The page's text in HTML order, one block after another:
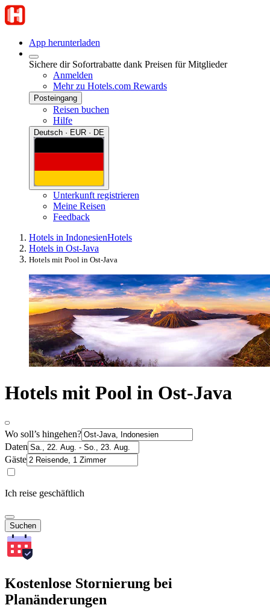
App herunterladen
Sichere dir Sofortrabatte dank Preisen für Mitglieder
Anmelden
Mehr zu Hotels.com Rewards
Posteingang
Reisen buchen
Hilfe
Deutsch · EUR · DE
Unterkunft registrieren
Meine Reisen
Feedback
Hotels in IndonesienHotels
Hotels in Ost-Java
Hotels mit Pool in Ost-Java
Hotels mit Pool in Ost-Java
Wo soll’s hingehen?
Daten
Gäste
Ich reise geschäftlich
Suchen
Kostenlose Stornierung bei
Planänderungen